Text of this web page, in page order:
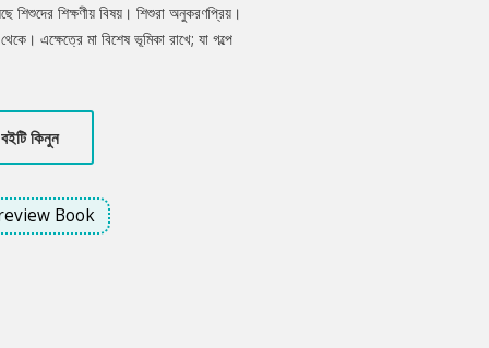
শিশুদের শিক্ষণীয় বিষয়। শিশুরা অনুকরণপ্রিয়।
এক্ষেত্রে মা বিশেষ ভূমিকা রাখে; যা গল্পে
ও শাসনে শিশুরা দুঃখ পায়। তারা তখন
বইটি কিনুন
Book